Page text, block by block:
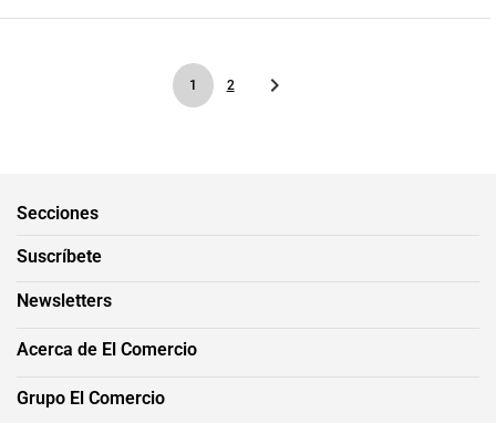
1 2
Secciones
Suscríbete
Newsletters
Acerca de El Comercio
Grupo El Comercio